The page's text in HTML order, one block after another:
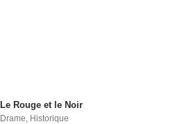
Le Rouge et le Noir
Drame, Historique